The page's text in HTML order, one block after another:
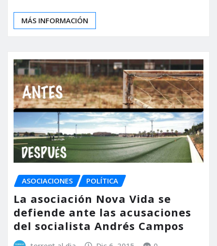
MÁS INFORMACIÓN
ASOCIACIONES POLÍTICA
La asociación Nova Vida se
defiende ante las acusaciones
del socialista Andrés Campos